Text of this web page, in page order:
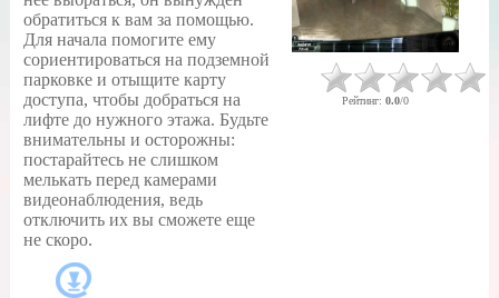
обратиться к вам за помощью.
Для начала помогите ему
сориентироваться на подземной
парковке и отыщите карту
доступа, чтобы добраться на
лифте до нужного этажа. Будьте
внимательны и осторожны:
постарайтесь не слишком
мелькать перед камерами
видеонаблюдения, ведь
отключить их вы сможете еще
не скоро.
Рейтинг: 0.0/0